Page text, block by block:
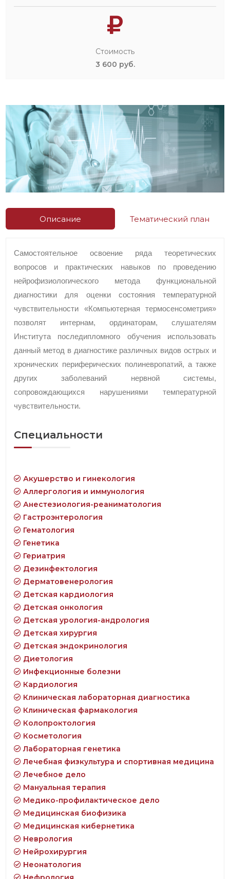
Стоимость
3 600 руб.
Описание Тематический план
Самостоятельное освоение ряда теоретических
вопросов и практических навыков по проведению
нейрофизиологического метода функциональной
диагностики для оценки состояния температурной
чувствительности «Компьютерная термосенсометрия»
позволят интернам, ординаторам, слушателям
Института последипломного обучения использовать
данный метод в диагностике различных видов острых и
хронических периферических полиневропатий, а также
других заболеваний нервной системы,
сопровождающихся нарушениями температурной
чувствительности.
Специальности
Акушерство и гинекология
Аллергология и иммунология
Анестезиология-реаниматология
Гастроэнтерология
Гематология
Генетика
Гериатрия
Дезинфектология
Дерматовенерология
Детская кардиология
Детская онкология
Детская урология-андрология
Детская хирургия
Детская эндокринология
Диетология
Инфекционные болезни
Кардиология
Клиническая лабораторная диагностика
Клиническая фармакология
Колопроктология
Косметология
Лабораторная генетика
Лечебная физкультура и спортивная медицина
Лечебное дело
Мануальная терапия
Медико-профилактическое дело
Медицинская биофизика
Медицинская кибернетика
Неврология
Нейрохирургия
Неонатология